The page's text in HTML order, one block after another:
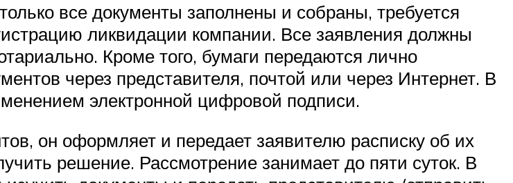
все документы заполнены и собраны, требуется
ликвидации компании. Все заявления должны
Кроме того, бумаги передаются лично
через представителя, почтой или через Интернет. В
электронной цифровой подписи.
он оформляет и передает заявителю расписку об их
решение. Рассмотрение занимает до пяти суток. В